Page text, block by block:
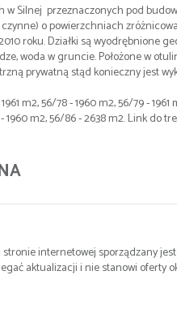
w Silnej przeznaczonych pod
o powierzchniach
roku. Działki są wyodrębnione
woda w gruncie. Położone w
prywatną stąd konieczny jest
m2, 56/78 - 1960 m2, 56/79 -
- 1960 m2, 56/86 - 2638 m2. Link
stronie internetowej sporządzany
aktualizacji i nie stanowi oferty